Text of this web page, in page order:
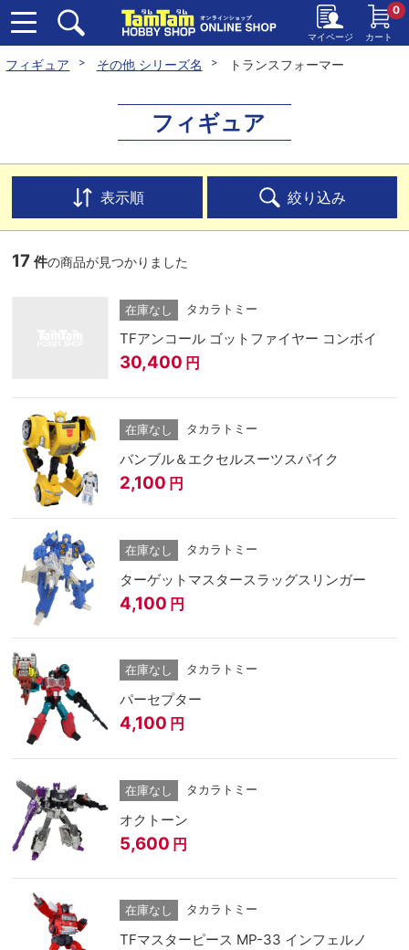
マイページ カート
0
フィギュア その他 シリーズ名 トランスフォーマー
フィギュア
表示順 絞り込み
17 件の商品が見つかりました
在庫なし タカラトミー
TFアンコール ゴットファイヤー コンボイ
30,400 円
在庫なし タカラトミー
バンブル＆エクセルスーツスパイク
2,100 円
在庫なし タカラトミー
ターゲットマスタースラッグスリンガー
4,100 円
在庫なし タカラトミー
パーセプター
4,100 円
在庫なし タカラトミー
オクトーン
5,600 円
在庫なし タカラトミー
TFマスターピース MP-33 インフェルノ